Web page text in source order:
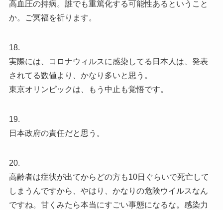
高血圧の持病。誰でも重篤化する可能性あるということ
か。ご冥福を祈ります。
18.
実際には、コロナウィルスに感染してる日本人は、発表
されてる数値より、かなり多いと思う。
東京オリンピックは、もう中止も覚悟です。
19.
日本政府の責任だと思う。
20.
高齢者は症状が出てからどの方も10日ぐらいで死亡して
しまうんですから、やはり、かなりの危険ウイルスなん
ですね。甘くみたら本当にすごい事態になるな。感染力